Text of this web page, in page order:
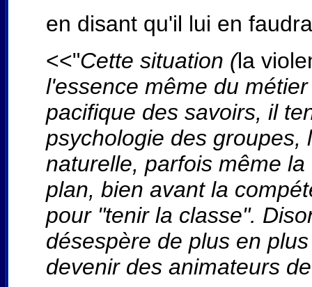
en disant qu'il lui en
<<"Cette situation (la
l'essence même du
pacifique des savoirs, il
psychologie des
naturelle, parfois même
plan, bien avant la
pour "tenir la classe".
désespère de plus en
devenir des animateurs